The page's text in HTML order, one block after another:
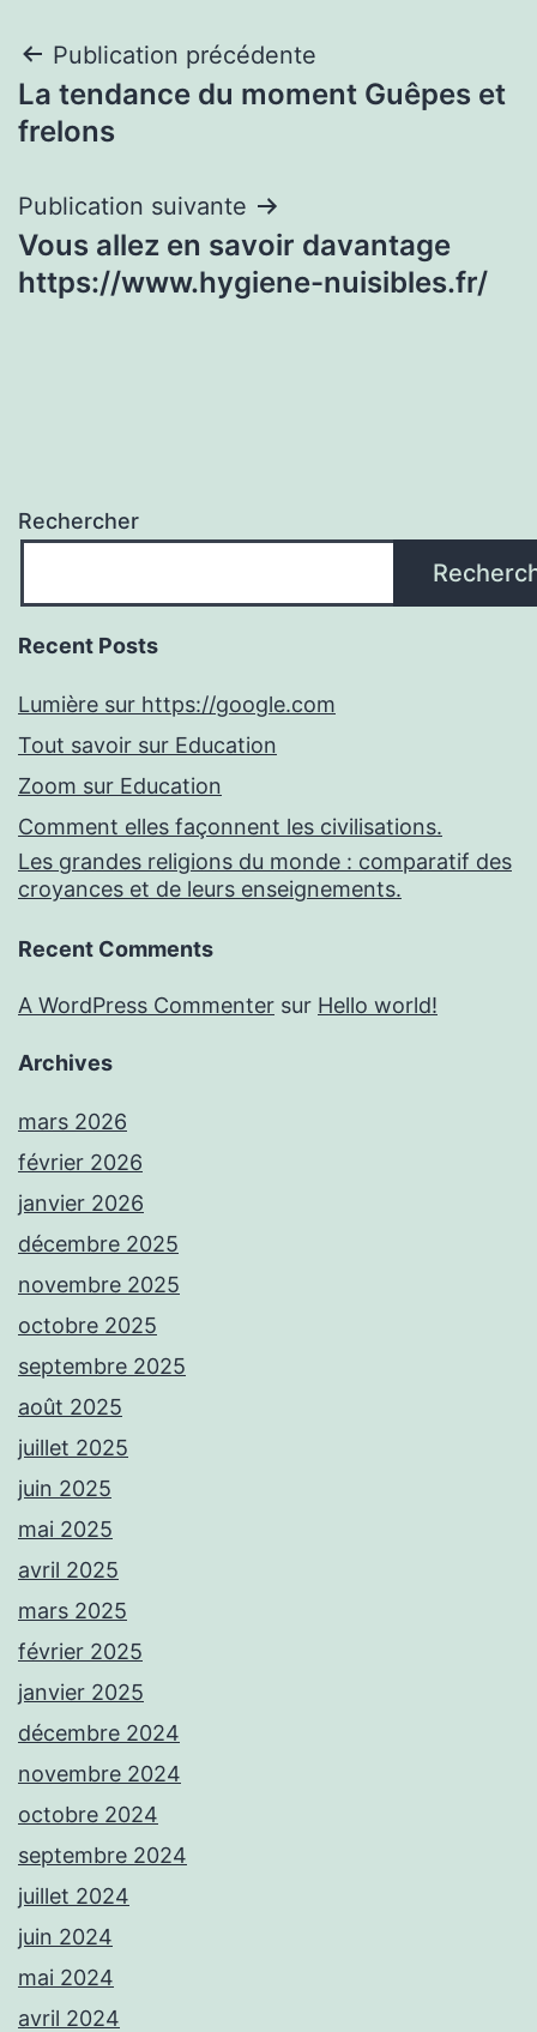
Navigation
de
Publication précédente
La tendance du moment Guêpes et
frelons
Publication suivante
Vous allez en savoir davantage
https://www.hygiene-nuisibles.fr/
Rechercher
Recent Posts
Lumière sur https://google.com
Tout savoir sur Education
Zoom sur Education
Comment elles façonnent les civilisations.
Les grandes religions du monde : comparatif des
croyances et de leurs enseignements.
Recent Comments
A WordPress Commenter sur Hello world!
Archives
mars 2026
février 2026
janvier 2026
décembre 2025
novembre 2025
octobre 2025
septembre 2025
août 2025
juillet 2025
juin 2025
mai 2025
avril 2025
mars 2025
février 2025
janvier 2025
décembre 2024
novembre 2024
octobre 2024
septembre 2024
juillet 2024
juin 2024
mai 2024
avril 2024